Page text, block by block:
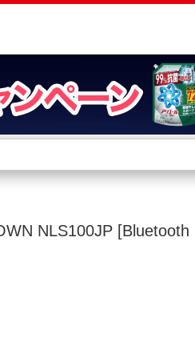
店舗サービス
ネット取り置き
店舗情報・店舗一覧
NLS100JP [Bluetooth